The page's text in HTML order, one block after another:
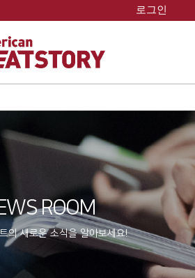
로그인
ROOM
의 새로운 소식을 알아보세요!